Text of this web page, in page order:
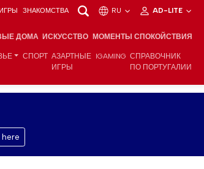
ЗНАКОМСТВА RU AD-LITE
ДОМА ИСКУССТВО МОМЕНТЫ СПОКОЙСТВИЯ
СПОРТ АЗАРТНЫЕ
ИГРЫ
IGAMING СПРАВОЧНИК
ПО ПОРТУГАЛИИ